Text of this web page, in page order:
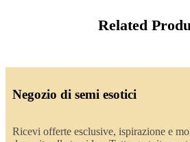
Related
Negozio di semi esotici
Ricevi offerte esclusive, ispirazione e